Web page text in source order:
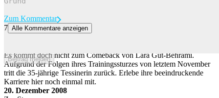
Beitrag melden
Zum Kommentar
7 Alle Kommentare anzeigen
Es kommt doch nicht zum Comeback von Lara Gut-Behrami.
Aufgrund der Folgen ihres Trainingssturzes von letztem November
tritt die 35-jährige Tessinerin zurück. Erlebe ihre beeindruckende
Karriere hier noch einmal mit.
20. Dezember 2008